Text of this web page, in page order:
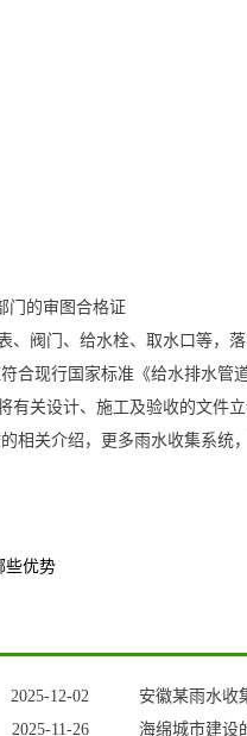
门的审图合格证
、阀门、给水栓、取水口等，
合现行国家标准《给水排水管
有关设计、施工及验收的文件
相关介绍，更多雨水收集系统
些优势
2025-12-02 安徽某雨水收
2025-11-26 海绵城市建设